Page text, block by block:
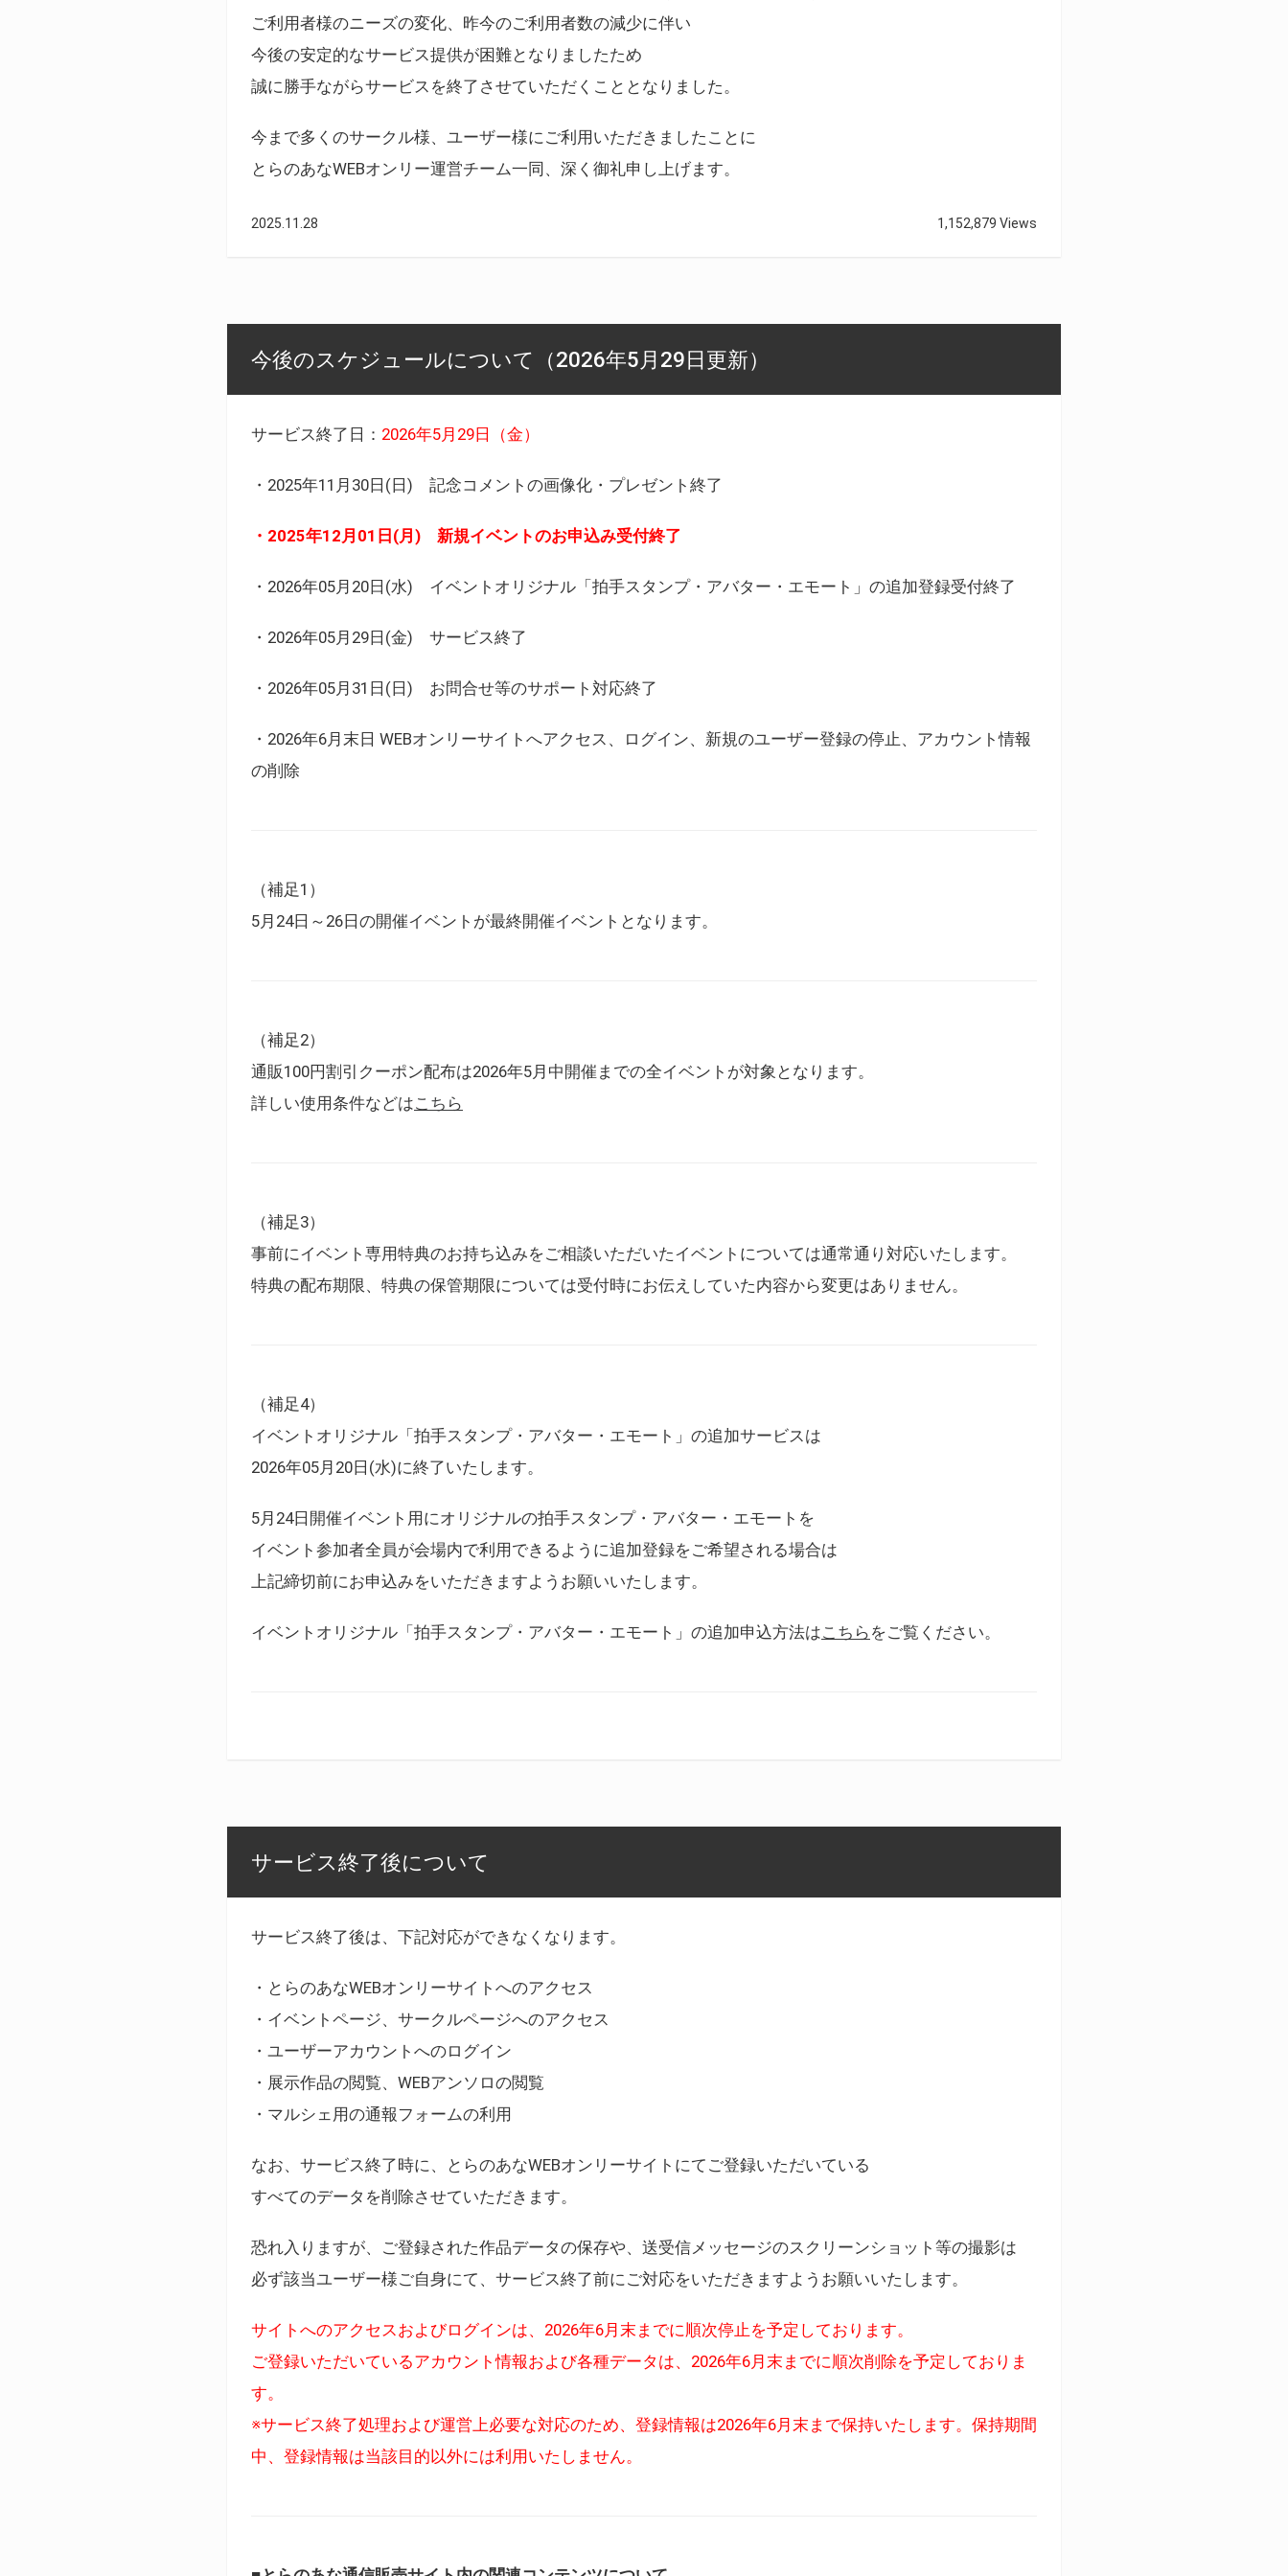
ご利用者様のニーズの変化、昨今のご利用者数の減少に伴い
今後の安定的なサービス提供が困難となりましたため
誠に勝手ながらサービスを終了させていただくこととなりました。
今まで多くのサークル様、ユーザー様にご利用いただきましたことに
とらのあなWEBオンリー運営チーム一同、深く御礼申し上げます。
2025.11.28 1,152,879 Views
今後のスケジュールについて（2026年5月29日更新）
サービス終了日： 2026年5月29日（金）
・2025年11月30日(日) 記念コメントの画像化・プレゼント終了
・2025年12月01日(月) 新規イベントのお申込み受付終了
・2026年05月20日(水) イベントオリジナル「拍手スタンプ・アバター・エモート」の追加登録受付終了
・2026年05月29日(金) サービス終了
・2026年05月31日(日) お問合せ等のサポート対応終了
・2026年6月末日 WEBオンリーサイトへアクセス、ログイン、新規のユーザー登録の停止、アカウント情報
の削除
（補足1）
5月24日～26日の開催イベントが最終開催イベントとなります。
（補足2）
通販100円割引クーポン配布は2026年5月中開催までの全イベントが対象となります。
詳しい使用条件などはこちら
（補足3）
事前にイベント専用特典のお持ち込みをご相談いただいたイベントについては通常通り対応いたします。
特典の配布期限、特典の保管期限については受付時にお伝えしていた内容から変更はありません。
（補足4）
イベントオリジナル「拍手スタンプ・アバター・エモート」の追加サービスは
2026年05月20日(水)に終了いたします。
5月24日開催イベント用にオリジナルの拍手スタンプ・アバター・エモートを
イベント参加者全員が会場内で利用できるように追加登録をご希望される場合は
上記締切前にお申込みをいただきますようお願いいたします。
イベントオリジナル「拍手スタンプ・アバター・エモート」の追加申込方法はこちら をご覧ください。
サービス終了後について
サービス終了後は、下記対応ができなくなります。
・とらのあなWEBオンリーサイトへのアクセス
・イベントページ、サークルページへのアクセス
・ユーザーアカウントへのログイン
・展示作品の閲覧、WEBアンソロの閲覧
・マルシェ用の通報フォームの利用
なお、サービス終了時に、とらのあなWEBオンリーサイトにてご登録いただいている
すべてのデータを削除させていただきます。
恐れ入りますが、ご登録された作品データの保存や、送受信メッセージのスクリーンショット等の撮影は
必ず該当ユーザー様ご自身にて、サービス終了前にご対応をいただきますようお願いいたします。
サイトへのアクセスおよびログインは、2026年6月末までに順次停止を予定しております。
ご登録いただいているアカウント情報および各種データは、2026年6月末までに順次削除を予定しておりま
す。
※サービス終了処理および運営上必要な対応のため、登録情報は2026年6月末まで保持いたします。保持期間
中、登録情報は当該目的以外には利用いたしません。